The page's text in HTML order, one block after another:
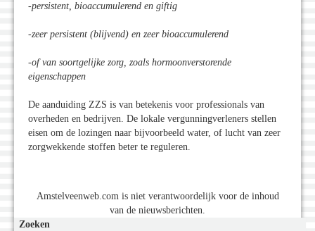
-persistent, bioaccumulerend en giftig
-zeer persistent (blijvend) en zeer bioaccumulerend
-of van soortgelijke zorg, zoals hormoonverstorende
eigenschappen
De aanduiding ZZS is van betekenis voor professionals van
overheden en bedrijven. De lokale vergunningverleners stellen
eisen om de lozingen naar bijvoorbeeld water, of lucht van zeer
zorgwekkende stoffen beter te reguleren.
Amstelveenweb.com is niet verantwoordelijk voor de inhoud
van de nieuwsberichten.
Zoeken